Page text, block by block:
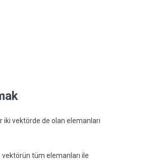
iki vektörde de olan elemanları
tüm elemanları ile